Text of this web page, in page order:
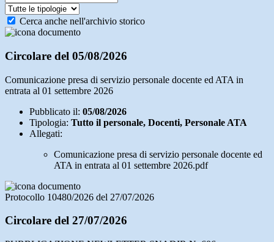
Cerca anche nell'archivio storico
Circolare del 05/08/2026
Comunicazione presa di servizio personale docente ed ATA in
entrata al 01 settembre 2026
Pubblicato il: 05/08/2026
Tipologia: Tutto il personale, Docenti, Personale ATA
Allegati:
Comunicazione presa di servizio personale docente ed
ATA in entrata al 01 settembre 2026.pdf
Protocollo 10480/2026 del 27/07/2026
Circolare del 27/07/2026